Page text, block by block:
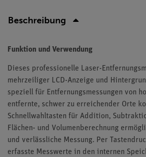
Beschreibung
Funktion und Verwendung
Dieses professionelle Laser-
mehrzeiliger LCD-Anzeige und
speziell für Entfernungsmessungen von
entfernte, schwer zu erreichender Orte
Schnellwahltasten für Addition,
Flächen- und Volumenberechnung
und verlässliche Messung. Per
erfasste Messwerte in den internen